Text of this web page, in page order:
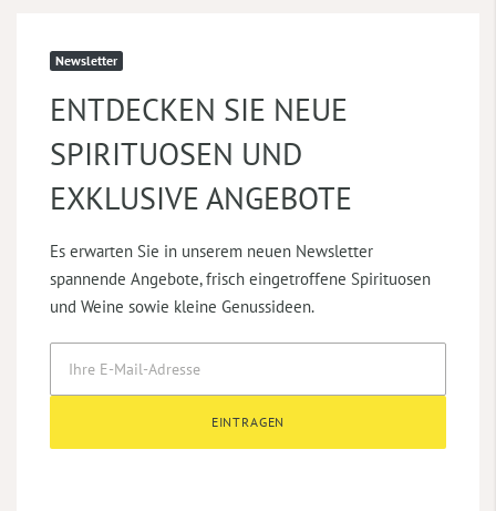
Newsletter
ENTDECKEN SIE NEUE
SPIRITUOSEN UND
EXKLUSIVE ANGEBOTE
Es erwarten Sie in unserem neuen Newsletter
spannende Angebote, frisch eingetroffene Spirituosen
und Weine sowie kleine Genussideen.
EINTRAGEN